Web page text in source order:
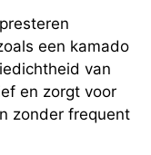
een kamado
van
en zorgt voor
zonder frequent